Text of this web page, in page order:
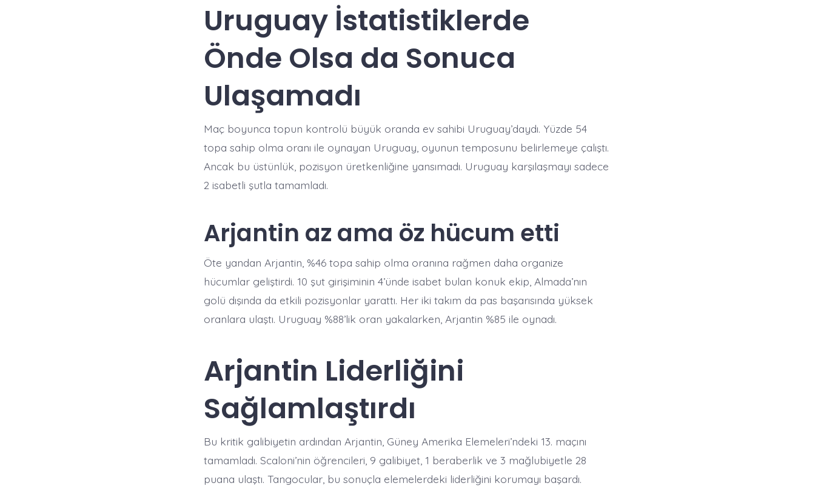
Uruguay İstatistiklerde
Önde Olsa da Sonuca
Ulaşamadı
Maç boyunca topun kontrolü büyük oranda ev sahibi Uruguay’daydı. Yüzde 54
topa sahip olma oranı ile oynayan Uruguay, oyunun temposunu belirlemeye çalıştı.
Ancak bu üstünlük, pozisyon üretkenliğine yansımadı. Uruguay karşılaşmayı sadece
2 isabetli şutla tamamladı.
Arjantin az ama öz hücum etti
Öte yandan Arjantin, %46 topa sahip olma oranına rağmen daha organize
hücumlar geliştirdi. 10 şut girişiminin 4’ünde isabet bulan konuk ekip, Almada’nın
golü dışında da etkili pozisyonlar yarattı. Her iki takım da pas başarısında yüksek
oranlara ulaştı. Uruguay %88’lik oran yakalarken, Arjantin %85 ile oynadı.
Arjantin Liderliğini
Sağlamlaştırdı
Bu kritik galibiyetin ardından Arjantin, Güney Amerika Elemeleri’ndeki 13. maçını
tamamladı. Scaloni’nin öğrencileri, 9 galibiyet, 1 beraberlik ve 3 mağlubiyetle 28
puana ulaştı. Tangocular, bu sonuçla elemelerdeki liderliğini korumayı başardı.